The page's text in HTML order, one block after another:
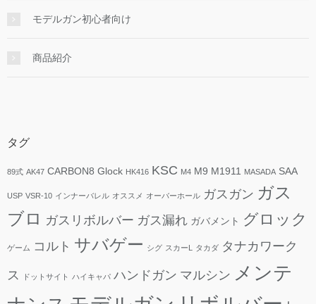
モデルガン初心者向け
商品紹介
タグ
89式 AK47 CARBON8 Glock HK416 KSC M4 M9 M1911 MASADA SAA
USP VSR-10 インナーバレル オススメ オーバーホール ガスガン ガス
ブロ ガスリボルバー ガス漏れ ガバメント グロック
ゲーム コルト サバゲー シグ スカーL タカダ タナカワーク
ス ドットサイト ハイキャパ ハンドガン マルシン メンテ